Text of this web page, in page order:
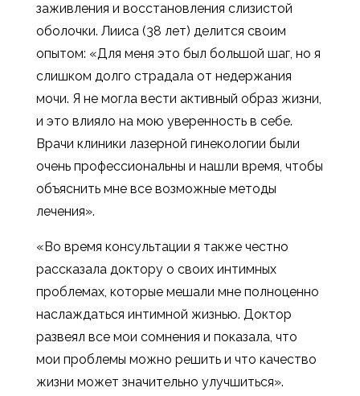
заживления и восстановления слизистой
оболочки. Лииса (38 лет) делится своим
опытом: «Для меня это был большой шаг, но я
слишком долго страдала от недержания
мочи. Я не могла вести активный образ жизни,
и это влияло на мою уверенность в себе.
Врачи клиники лазерной гинекологии были
очень профессиональны и нашли время, чтобы
объяснить мне все возможные методы
лечения».
«Во время консультации я также честно
рассказала доктору о своих интимных
проблемах, которые мешали мне полноценно
наслаждаться интимной жизнью. Доктор
развеял все мои сомнения и показала, что
мои проблемы можно решить и что качество
жизни может значительно улучшиться».